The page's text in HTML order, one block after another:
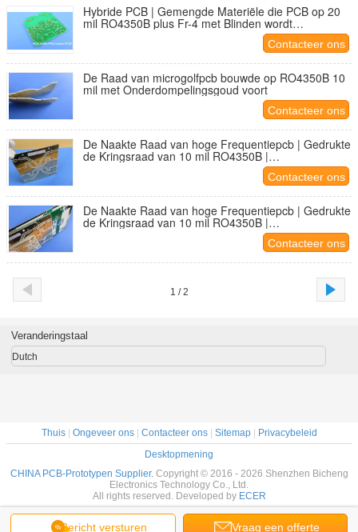
Hybride PCB | Gemengde Materiële die PCB op 20
mil RO4350B plus Fr-4 met Blinden wordt
Contacteer ons
De Raad van microgolfpcb bouwde op RO4350B 10
mil met Onderdompelingsgoud voort
Contacteer ons
De Naakte Raad van hoge Frequentiepcb | Gedrukte
de Kringsraad van 10 mil RO4350B |
Contacteer ons
De Naakte Raad van hoge Frequentiepcb | Gedrukte
de Kringsraad van 10 mil RO4350B |
Contacteer ons
1 / 2
Bericht versturen Vraag een offerte
Veranderingstaal
Dutch
Thuis| Ongeveer ons| Contacteer ons| Sitemap|
Privacybeleid
Desktopmening
CHINA PCB-Prototypen Supplier. Copyright © 2016 - 2026 Shenzhen Bicheng
Electronics Technology Co., Ltd.
All rights reserved. Developed by ECER